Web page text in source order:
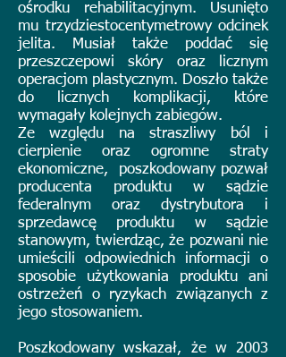
ośrodku rehabilitacyjnym. Usunięto
mu trzydziestocentymetrowy odcinek
jelita. Musiał także poddać się
przeszczepowi skóry oraz licznym
operacjom plastycznym. Doszło także
do licznych komplikacji, które
wymagały kolejnych zabiegów.
Ze względu na straszliwy ból i
cierpienie oraz ogromne straty
ekonomiczne, poszkodowany pozwał
producenta produktu w sądzie
federalnym oraz dystrybutora i
sprzedawcę produktu w sądzie
stanowym, twierdząc, że pozwani nie
umieścili odpowiednich informacji o
sposobie użytkowania produktu ani
ostrzeżeń o ryzykach związanych z
jego stosowaniem.
Poszkodowany wskazał, że w 2003